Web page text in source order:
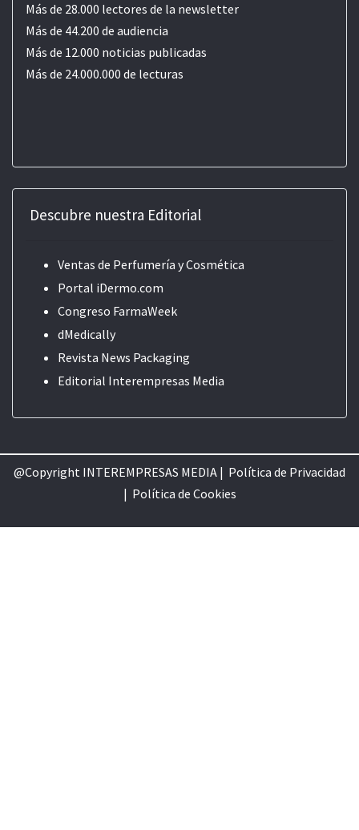
Más de 28.000 lectores de la newsletter
Más de 44.200 de audiencia
Más de 12.000 noticias publicadas
Más de 24.000.000 de lecturas
Descubre nuestra Editorial
Ventas de Perfumería y Cosmética
Portal iDermo.com
Congreso FarmaWeek
dMedically
Revista News Packaging
Editorial Interempresas Media
@Copyright INTEREMPRESAS MEDIA | Política de Privacidad
| Política de Cookies